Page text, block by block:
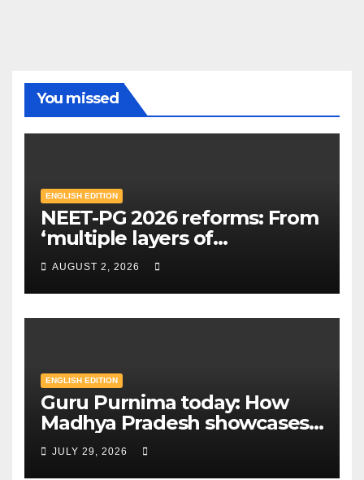
You missed
ENGLISH EDITION
NEET-PG 2026 reforms: From
‘multiple layers of
encryption’ to centres closer
to home — Key changes in 30
August exam | Mint
AUGUST 2, 2026
ENGLISH EDITION
Guru Purnima today: How
Madhya Pradesh showcases
Sandipani schools as new
education model | Mint
JULY 29, 2026